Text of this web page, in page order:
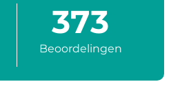
373
Beoordelingen